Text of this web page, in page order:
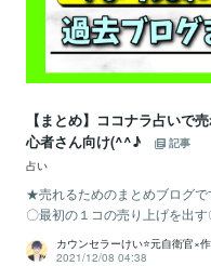
【まとめ】ココナラ占いで
心者さん向け(^^♪
記事
占い
★売れるためのまとめブログ
〇最初の１コの売り上げを出
カウンセラーけい⭐️元自衛官×
2021/12/08 04:38